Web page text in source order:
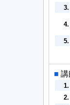
3.
4.
5.
■ 講
1.
2.